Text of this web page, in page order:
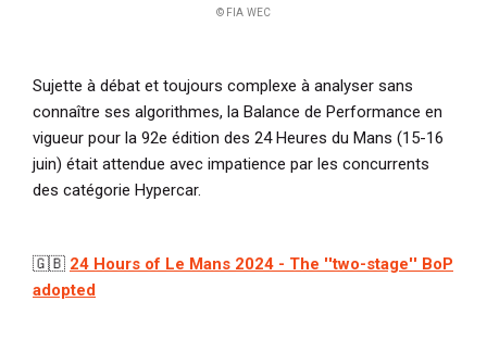
© FIA WEC
Sujette à débat et toujours complexe à analyser sans
connaître ses algorithmes, la Balance de Performance en
vigueur pour la 92e édition des 24 Heures du Mans (15-16
juin) était attendue avec impatience par les concurrents
des catégorie Hypercar.
🇬🇧 24 Hours of Le Mans 2024 - The ''two-stage'' BoP
adopted